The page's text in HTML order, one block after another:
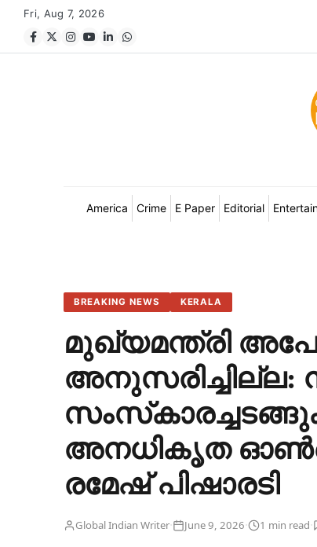
Fri, Aug 7, 2026
America Crime E Paper Editorial
BREAKING NEWS KERALA
മുഖ്യമന്ത്രി
അനുസരിച്ചില്ല:
അനധികൃത
രമേഷ് പിഷാരടി
Global Indian Writer· June 9, 2026· 1 min read·